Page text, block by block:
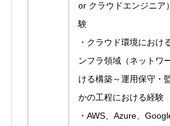
or クラウドエンジニア
験
・クラウド環境におけ
ンフラ領域（ネットワ
ける構築～運用保守・
かの工程における経験
・AWS、Azure、